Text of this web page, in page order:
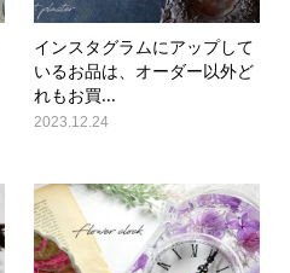
インスタグラムにアップして
いるお品は、オーダー以外ど
れもお買...
2023.12.24